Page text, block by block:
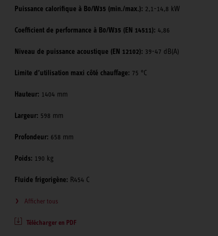
Puissance calorifique à B0/W35 (min./max.): 2,1-14,8 kW
Coefficient de performance à B0/W35 (EN 14511): 4,86
Niveau de puissance acoustique (EN 12102): 39-47 dB(A)
Limite d’utilisation maxi côté chauffage: 75 °C
Hauteur: 1404 mm
Largeur: 598 mm
Profondeur: 658 mm
Poids: 190 kg
Fluide frigorigène: R454 C
Afficher tous
Télécharger en PDF